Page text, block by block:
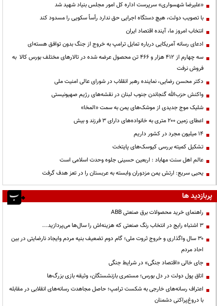
«علیرضا شهسواری» سرپرست اداره کل امور مجلس بنیاد شهید شد
با تصویب دولت، هیچ دستگاه اجرایی حق ندارد رأساً سکویی را مسدود کند
انتخاب امروز ما، آینده اقتصاد ایران
ادعای رسانه آمریکایی درباره تمایل ترامپ به خروج از جنگ بدون توافق هسته‌ای
سه چهارم از ۴۱۲ هزار و ۴۶۶ تن محصول عرضه شده در تالارهای مختلف بورس کالا به
فروش نرفت
دکتر محسن رضایی، نماینده رهبر انقلاب در شورای عالی امنیت ملی
واکنش حزب‌الله گنجاندن جنوب لبنان در نقشه‌های رژیم صهیونیستی
شلیک موج جدیدی از موشک‌های یمن به سمت «المخا»
اعطای زمین ۲۰۰ متری به خانواده‌های دارای ۳ فرزند و بیش
۱۴ میلیون مجرد در کشور داریم
تشکیل کمیته بررسی کیوسک‌های پایتخت
عالم اهل سنت مهاباد : اربعین حسینی جلوه وحدت اسلامی است
یحیی سریع: ارتش یمن مزدوران وابسته به عربستان را در تعز هدف گرفت
پربازدید ها
راهنمای خرید محصولات برق صنعتی ABB
3 اشتباه رایج در انتخاب رنگ صنعتی که هزینه‌اش را سال‌ها می‌پردازید...
۳۰ سال واگذاری و خروج ثروت ملی؛ گام دوم تضعیف بنیه مردم وایجاد نارضایتی در بین
احاد مردم
جای خالی «اقتصاد جنگی» در شرایط جنگی
اتاق پول دولت در دل بورس؛ مستمری بازنشستگان، وثیقه بازی بزرگ‌ها
اعتراف رسانه‌های خارجی به شکست ترامپ؛ حاصل مجاهدت رسانه‌های انقلابی در مقابله
با دروغ‌پراکنی دشمنان